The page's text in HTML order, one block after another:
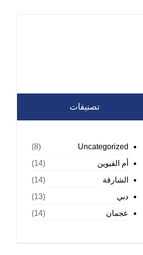
تصنيفات
Uncategorized
(8)
أم القيوين
(14)
الشارقة
(14)
دبي
(13)
عجمان
(14)